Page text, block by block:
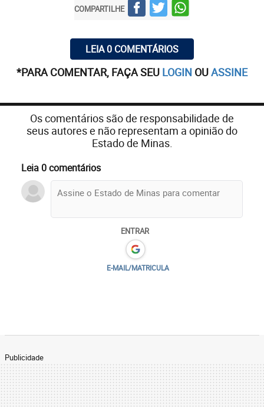
COMPARTILHE
LEIA 0 COMENTÁRIOS
*PARA COMENTAR, FAÇA SEU LOGIN OUASSINE
Os comentários são de responsabilidade de
seus autores e não representam a opinião do
Estado de Minas.
Leia 0 comentários
ENTRAR
E-MAIL/MATRICULA
Publicidade